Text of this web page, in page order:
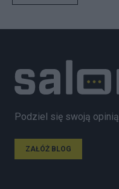
Podziel się swoją opinią
ZAŁÓŻ BLOG